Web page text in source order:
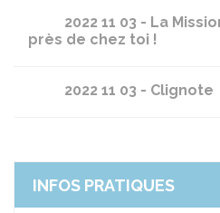
2022 11 03 - La
près de chez toi !
2022 11 03 - Clignote
INFOS PRATIQUES